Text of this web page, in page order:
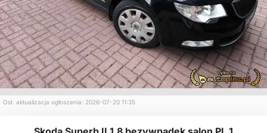
Ost. aktualizacja ogłoszenia: 2026-07-20 11:35